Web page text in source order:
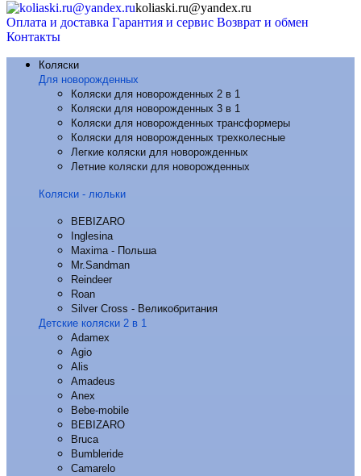
koliaski.ru@yandex.ru
Оплата и доставка Гарантия и сервис Возврат и обмен
Контакты
Коляски
Для новорожденных
Коляски для новорожденных 2 в 1
Коляски для новорожденных 3 в 1
Коляски для новорожденных трансформеры
Коляски для новорожденных трехколесные
Легкие коляски для новорожденных
Летние коляски для новорожденных
Коляски - люльки
BEBIZARO
Inglesina
Maxima - Польша
Mr.Sandman
Reindeer
Roan
Silver Cross - Великобритания
Детские коляски 2 в 1
Adamex
Agio
Alis
Amadeus
Anex
Bebe-mobile
BEBIZARO
Bruca
Bumbleride
Camarelo